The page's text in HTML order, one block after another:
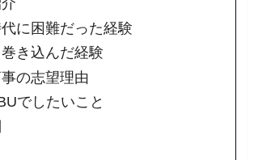
に困難だった経験
き込んだ経験
の志望理由
でしたいこと